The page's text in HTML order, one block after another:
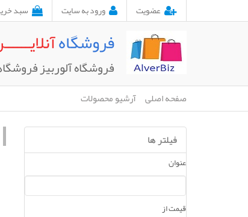
عضویت ورود به سایت سبد
فروشگاه
فروشگاه آلوربیز
صفحه اصلی آرشیو محصولات
فیلتر ها
عنوان
قیمت از